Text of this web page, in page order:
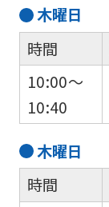
木曜日
時間
10:00～
10:40
木曜日
時間